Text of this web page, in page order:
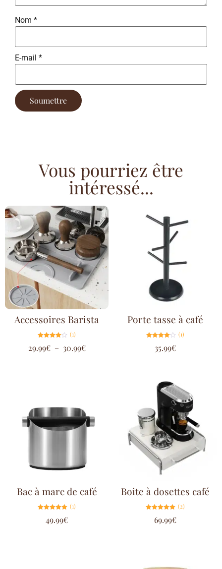
Nom *
E-mail *
Vous pourriez être
intéressé...
Accessoires Barista
4.00
sur 5
(1)
29.99€ – 30.99€
Porte tasse à café
4.00
sur 5
(1)
35.99€
Bac à marc de café
5.00
sur 5
(1)
49.99€
Boite à dosettes café
5.00
sur 5
(2)
69.99€